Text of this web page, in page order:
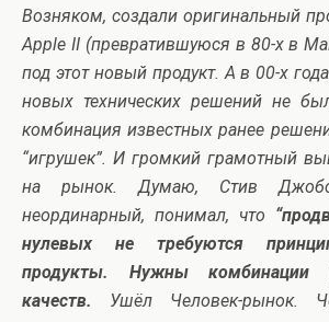
Возняком, создали оригинальный
Apple II (превратившуюся в 80-х в
под этот новый продукт. А в 00-х
новых технических решений не
комбинация известных ранее
“игрушек”. И громкий грамотный
на рынок. Думаю, Стив
неординарный, понимал, что
нулевых не требуются
продукты. Нужны комбинации
качеств.
Ушёл Человек-рынок.